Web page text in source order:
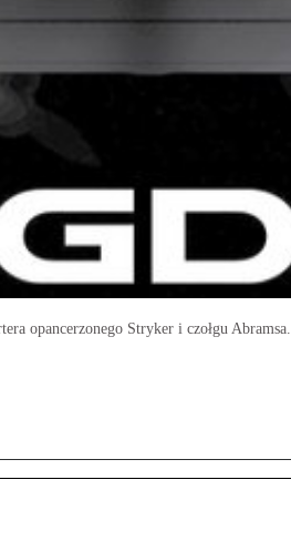
opancerzonego Stryker i czołgu Abramsa.